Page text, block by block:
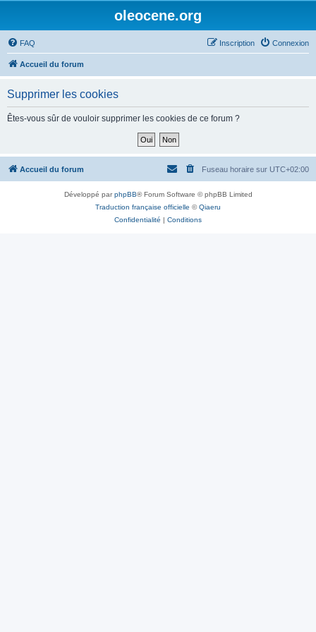
oleocene.org
FAQ Connexion
Inscription
Accueil du forum
Supprimer les cookies
Êtes-vous sûr de vouloir supprimer les cookies de ce forum ?
Accueil du forum Fuseau horaire sur UTC+02:00
Développé parphpBB® Forum Software © phpBB Limited
Traduction française officielle ©Qiaeru
Confidentialité | Conditions